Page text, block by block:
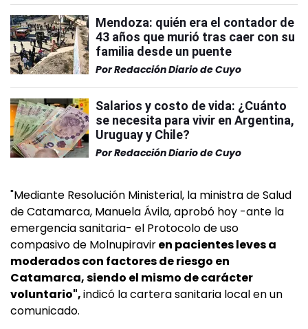
Mendoza: quién era el contador de
43 años que murió tras caer con su
familia desde un puente
PorRedacción Diario de Cuyo
Salarios y costo de vida: ¿Cuánto
se necesita para vivir en Argentina,
Uruguay y Chile?
PorRedacción Diario de Cuyo
"Mediante Resolución Ministerial, la ministra de Salud
de Catamarca, Manuela Ávila, aprobó hoy -ante la
emergencia sanitaria- el Protocolo de uso
compasivo de Molnupiraviren pacientes leves a
moderados con factores de riesgo en
Catamarca, siendo el mismo de carácter
voluntario",indicó la cartera sanitaria local en un
comunicado.